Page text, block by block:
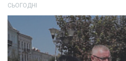
СЬОГОДНІ